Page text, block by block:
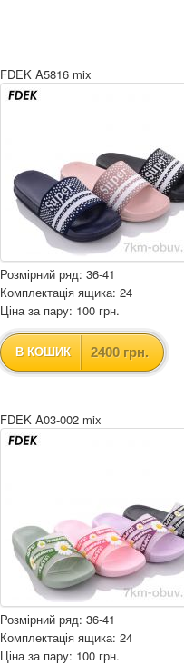
FDEK A5816 mix
Розмірний ряд: 36-41
Комплектація ящика: 24
Ціна за пару: 100 грн.
В КОШИК 2400 грн.
FDEK A03-002 mix
Розмірний ряд: 36-41
Комплектація ящика: 24
Ціна за пару: 100 грн.